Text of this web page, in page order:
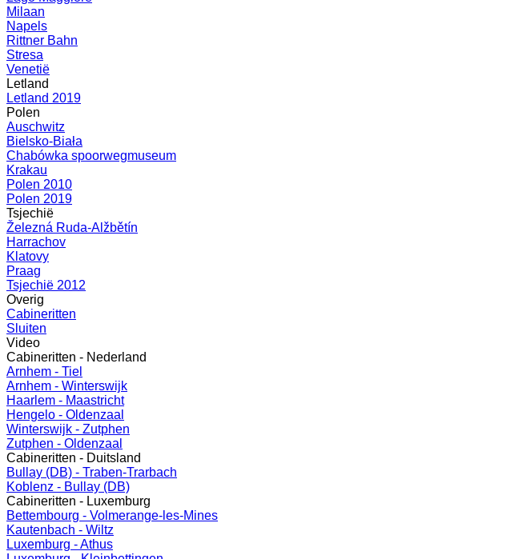
Milaan
Napels
Rittner Bahn
Stresa
Venetië
Letland
Letland 2019
Polen
Auschwitz
Bielsko-Biała
Chabówka spoorwegmuseum
Krakau
Polen 2010
Polen 2019
Tsjechië
Železná Ruda-Alžbětín
Harrachov
Klatovy
Praag
Tsjechië 2012
Overig
Cabineritten
Sluiten
Video
Cabineritten - Nederland
Arnhem - Tiel
Arnhem - Winterswijk
Haarlem - Maastricht
Hengelo - Oldenzaal
Winterswijk - Zutphen
Zutphen - Oldenzaal
Cabineritten - Duitsland
Bullay (DB) - Traben-Trarbach
Koblenz - Bullay (DB)
Cabineritten - Luxemburg
Bettembourg - Volmerange-les-Mines
Kautenbach - Wiltz
Luxemburg - Athus